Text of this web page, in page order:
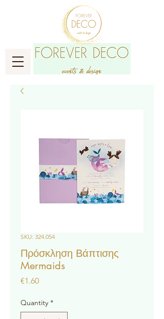
SKU: 324.054
Πρόσκληση Βάπτισης
Mermaids
€1.60Price
Quantity *